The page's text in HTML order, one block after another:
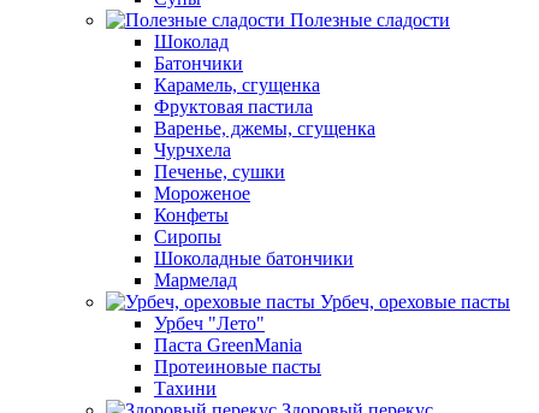
Полезные сладости
Шоколад
Батончики
Карамель, сгущенка
Фруктовая пастила
Варенье, джемы, сгущенка
Чурчхела
Печенье, сушки
Мороженое
Конфеты
Сиропы
Шоколадные батончики
Мармелад
Урбеч, ореховые пасты
Урбеч "Лето"
Паста GreenMania
Протеиновые пасты
Тахини